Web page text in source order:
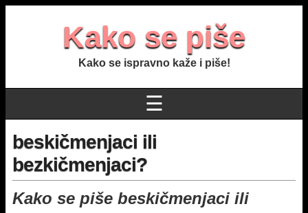
Kako se piše
Kako se ispravno kaže i piše!
☰
beskičmenjaci ili
bezkičmenjaci?
Kako se piše beskičmenjaci ili